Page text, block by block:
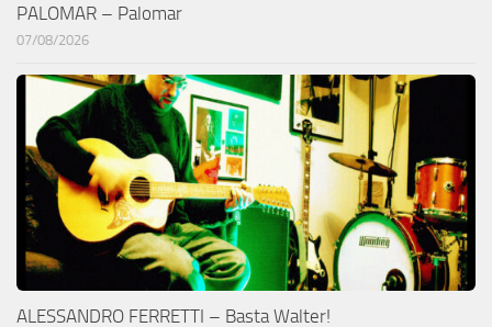
PALOMAR – Palomar
07/08/2026
ALESSANDRO FERRETTI – Basta Walter!